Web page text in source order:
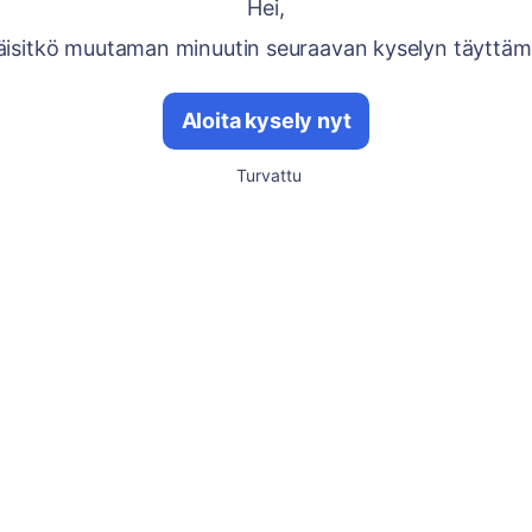
Hei,
muutaman minuutin seuraavan kyselyn
Aloita kysely nyt
Turvattu